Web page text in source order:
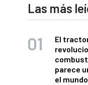
Las más
El
parece
el